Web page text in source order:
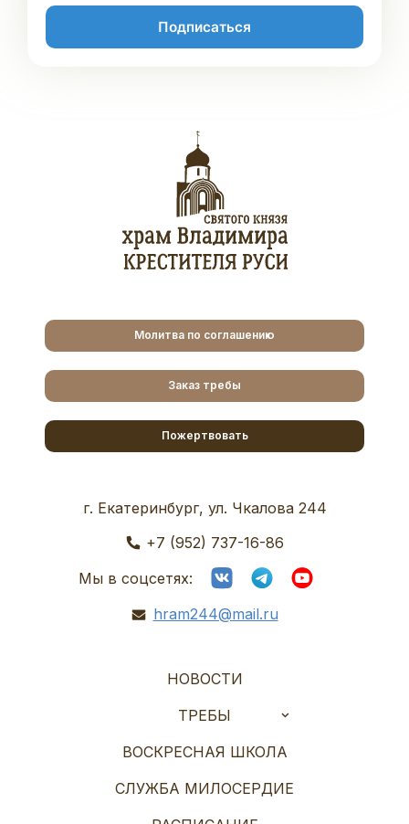
Подписаться
Молитва по соглашению
Заказ требы
Пожертвовать
г. Екатеринбург, ул. Чкалова 244
+7 (952) 737-16-86
Мы в соцсетях:
hram244@mail.ru
НОВОСТИ
ТРЕБЫ
ВОСКРЕСНАЯ ШКОЛА
СЛУЖБА МИЛОСЕРДИЕ